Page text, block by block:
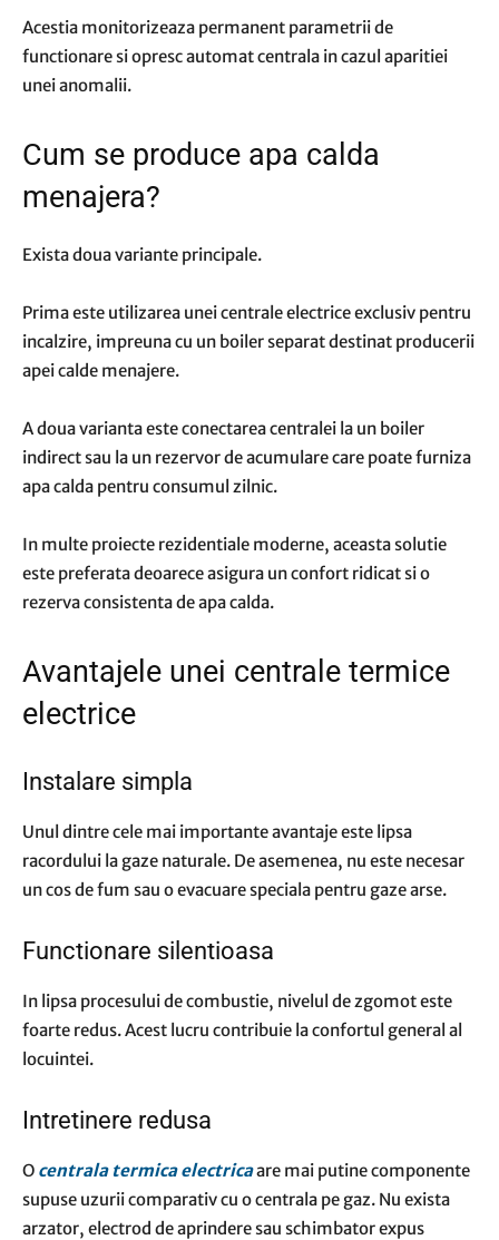
Acestia monitorizeaza permanent parametrii de
functionare si opresc automat centrala in cazul aparitiei
unei anomalii.
Cum se produce apa calda
menajera?
Exista doua variante principale.
Prima este utilizarea unei centrale electrice exclusiv pentru
incalzire, impreuna cu un boiler separat destinat producerii
apei calde menajere.
A doua varianta este conectarea centralei la un boiler
indirect sau la un rezervor de acumulare care poate furniza
apa calda pentru consumul zilnic.
In multe proiecte rezidentiale moderne, aceasta solutie
este preferata deoarece asigura un confort ridicat si o
rezerva consistenta de apa calda.
Avantajele unei centrale termice
electrice
Instalare simpla
Unul dintre cele mai importante avantaje este lipsa
racordului la gaze naturale. De asemenea, nu este necesar
un cos de fum sau o evacuare speciala pentru gaze arse.
Functionare silentioasa
In lipsa procesului de combustie, nivelul de zgomot este
foarte redus. Acest lucru contribuie la confortul general al
locuintei.
Intretinere redusa
O centrala termica electricaare mai putine componente
supuse uzurii comparativ cu o centrala pe gaz. Nu exista
arzator, electrod de aprindere sau schimbator expus